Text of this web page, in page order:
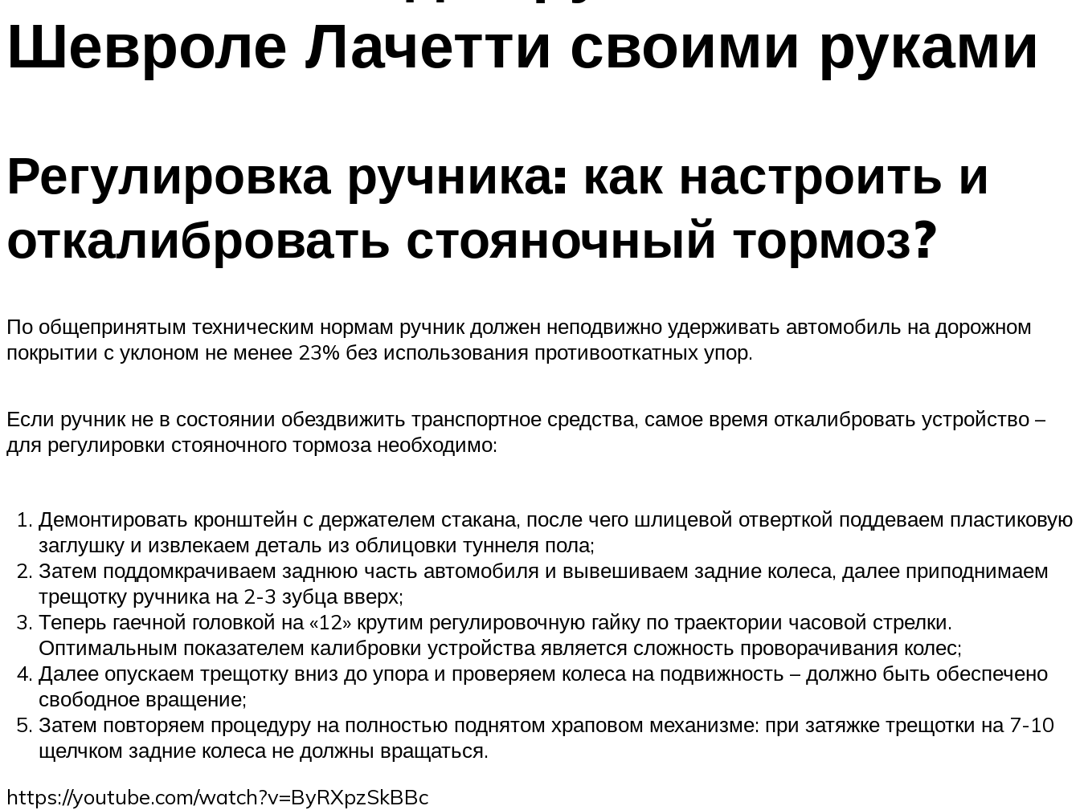
Шевроле Лачетти своими руками
Регулировка ручника: как настроить и
откалибровать стояночный тормоз?
По общепринятым техническим нормам ручник должен неподвижно удерживать автомобиль на дорожном
покрытии с уклоном не менее 23% без использования противооткатных упор.
Если ручник не в состоянии обездвижить транспортное средства, самое время откалибровать устройство –
для регулировки стояночного тормоза необходимо:
Демонтировать кронштейн с держателем стакана, после чего шлицевой отверткой поддеваем пластиковую
заглушку и извлекаем деталь из облицовки туннеля пола;
Затем поддомкрачиваем заднюю часть автомобиля и вывешиваем задние колеса, далее приподнимаем
трещотку ручника на 2-3 зубца вверх;
Теперь гаечной головкой на «12» крутим регулировочную гайку по траектории часовой стрелки.
Оптимальным показателем калибровки устройства является сложность проворачивания колес;
Далее опускаем трещотку вниз до упора и проверяем колеса на подвижность – должно быть обеспечено
свободное вращение;
Затем повторяем процедуру на полностью поднятом храповом механизме: при затяжке трещотки на 7-10
щелчком задние колеса не должны вращаться.
https://youtube.com/watch?v=ByRXpzSkBBc